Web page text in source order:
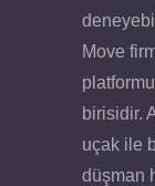
Move
birisidir.
uçak ile
düşman